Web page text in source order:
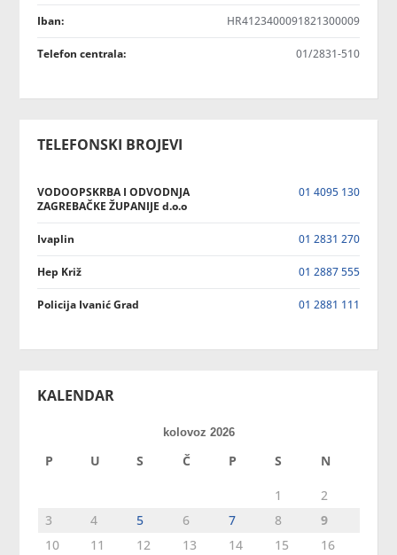
Iban: HR4123400091821300009
Telefon centrala: 01/2831-510
TELEFONSKI BROJEVI
VODOOPSKRBA I ODVODNJA
ZAGREBAČKE ŽUPANIJE d.o.o
01 4095 130
Ivaplin 01 2831 270
Hep Križ 01 2887 555
Policija Ivanić Grad 01 2881 111
KALENDAR
kolovoz 2026
P U S Č P S N
1
2
3
4 5 6 7 8
9
10
11 12 13 14 15
16